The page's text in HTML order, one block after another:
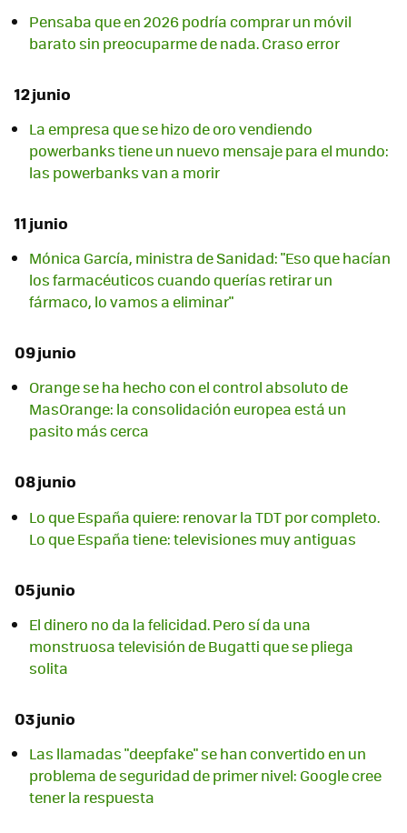
Pensaba que en 2026 podría comprar un móvil
barato sin preocuparme de nada. Craso error
12 junio
La empresa que se hizo de oro vendiendo
powerbanks tiene un nuevo mensaje para el mundo:
las powerbanks van a morir
11 junio
Mónica García, ministra de Sanidad: "Eso que hacían
los farmacéuticos cuando querías retirar un
fármaco, lo vamos a eliminar"
09 junio
Orange se ha hecho con el control absoluto de
MasOrange: la consolidación europea está un
pasito más cerca
08 junio
Lo que España quiere: renovar la TDT por completo.
Lo que España tiene: televisiones muy antiguas
05 junio
El dinero no da la felicidad. Pero sí da una
monstruosa televisión de Bugatti que se pliega
solita
03 junio
Las llamadas "deepfake" se han convertido en un
problema de seguridad de primer nivel: Google cree
tener la respuesta